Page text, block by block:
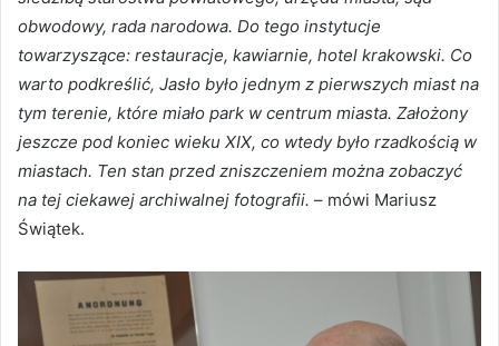
obwodowy, rada narodowa. Do tego instytucje
towarzyszące: restauracje, kawiarnie, hotel krakowski. Co
warto podkreślić, Jasło było jednym z pierwszych miast na
tym terenie, które miało park w centrum miasta. Założony
jeszcze pod koniec wieku XIX, co wtedy było rzadkością w
miastach. Ten stan przed zniszczeniem można zobaczyć
na tej ciekawej archiwalnej fotografii. – mówi Mariusz
Świątek.